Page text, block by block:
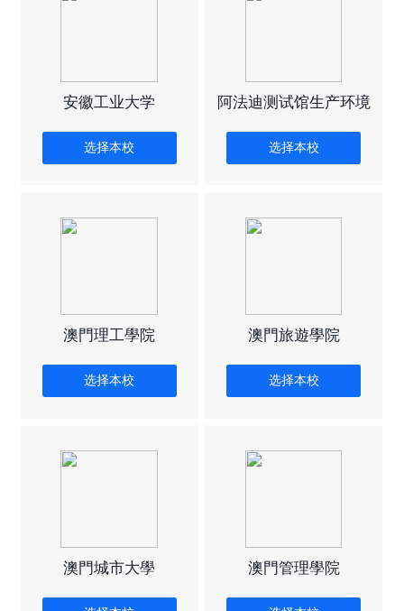
安徽工业大学
选择本校
阿法迪测试馆生产环境
选择本校
澳門理工學院
选择本校
澳門旅遊學院
选择本校
澳門城市大學 澳門管理學院